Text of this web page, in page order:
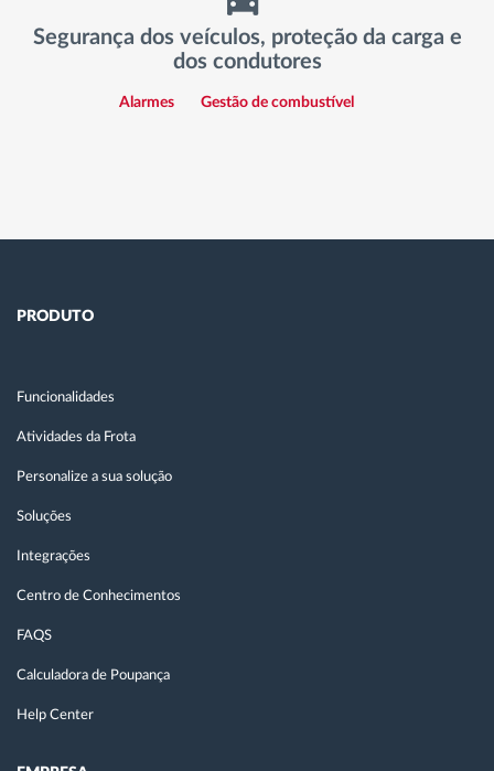
Segurança dos veículos, proteção da carga e
dos condutores
Alarmes Gestão de combustível
PRODUTO
Funcionalidades
Atividades da Frota
Personalize a sua solução
Soluções
Integrações
Centro de Conhecimentos
FAQS
Calculadora de Poupança
Help Center